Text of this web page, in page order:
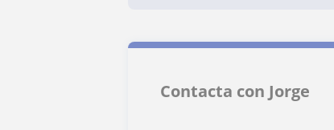
Contacta con Jorge